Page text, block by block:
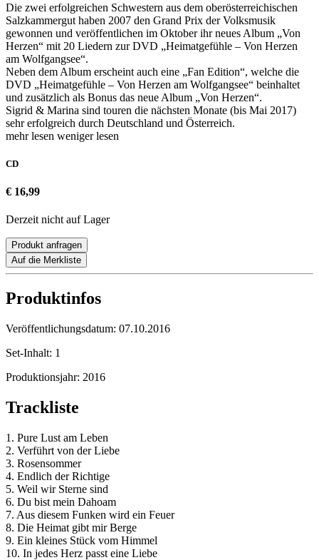
Die zwei erfolgreichen Schwestern aus dem oberösterreichischen
Salzkammergut haben 2007 den Grand Prix der Volksmusik
gewonnen und veröffentlichen im Oktober ihr neues Album „Von
Herzen“ mit 20 Liedern zur DVD „Heimatgefühle – Von Herzen
am Wolfgangsee“.
Neben dem Album erscheint auch eine „Fan Edition“, welche die
DVD „Heimatgefühle – Von Herzen am Wolfgangsee“ beinhaltet
und zusätzlich als Bonus das neue Album „Von Herzen“.
Sigrid & Marina sind touren die nächsten Monate (bis Mai 2017)
sehr erfolgreich durch Deutschland und Österreich.
mehr lesen weniger lesen
CD
€ 16,99
Derzeit nicht auf Lager
Produkt anfragen
Auf die Merkliste
Produktinfos
Veröffentlichungsdatum: 07.10.2016
Set-Inhalt: 1
Produktionsjahr: 2016
Trackliste
1. Pure Lust am Leben
2. Verführt von der Liebe
3. Rosensommer
4. Endlich der Richtige
5. Weil wir Sterne sind
6. Du bist mein Dahoam
7. Aus diesem Funken wird ein Feuer
8. Die Heimat gibt mir Berge
9. Ein kleines Stück vom Himmel
10. In jedes Herz passt eine Liebe